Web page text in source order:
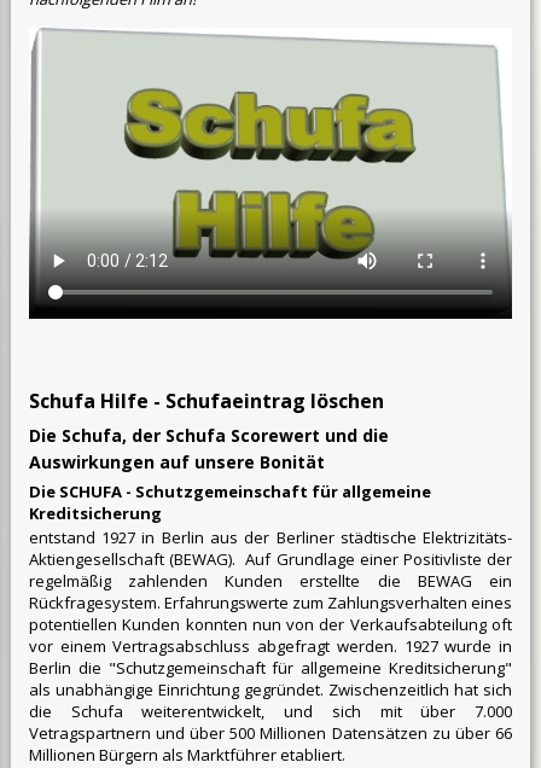
Schufa Hilfe - Schufaeintrag löschen
Die Schufa, der Schufa Scorewert und die
Auswirkungen auf unsere Bonität
Die SCHUFA - Schutzgemeinschaft für allgemeine
Kreditsicherung
entstand 1927 in Berlin aus der Berliner städtische Elektrizitäts-
Aktiengesellschaft (BEWAG). Auf Grundlage einer Positivliste der
regelmäßig zahlenden Kunden erstellte die BEWAG ein
Rückfragesystem. Erfahrungswerte zum Zahlungsverhalten eines
potentiellen Kunden konnten nun von der Verkaufsabteilung oft
vor einem Vertragsabschluss abgefragt werden. 1927 wurde in
Berlin die "Schutzgemeinschaft für allgemeine Kreditsicherung"
als unabhängige Einrichtung gegründet. Zwischenzeitlich hat sich
die Schufa weiterentwickelt, und sich mit über 7.000
Vetragspartnern und über 500 Millionen Datensätzen zu über 66
Millionen Bürgern als Marktführer etabliert.